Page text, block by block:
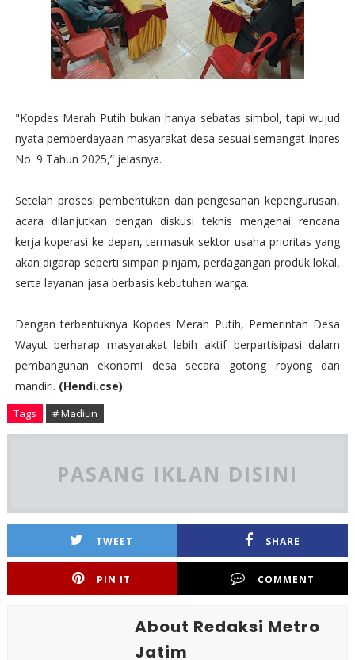
"Kopdes Merah Putih bukan hanya sebatas simbol, tapi wujud
nyata pemberdayaan masyarakat desa sesuai semangat Inpres
No. 9 Tahun 2025,” jelasnya.
Setelah prosesi pembentukan dan pengesahan kepengurusan,
acara dilanjutkan dengan diskusi teknis mengenai rencana
kerja koperasi ke depan, termasuk sektor usaha prioritas yang
akan digarap seperti simpan pinjam, perdagangan produk lokal,
serta layanan jasa berbasis kebutuhan warga.
Dengan terbentuknya Kopdes Merah Putih, Pemerintah Desa
Wayut berharap masyarakat lebih aktif berpartisipasi dalam
pembangunan ekonomi desa secara gotong royong dan
mandiri. (Hendi.cse)
Tags # Madiun
PASANG IKLAN DISINI
TWEET SHARE
PIN IT COMMENT
About Redaksi Metro
Jatim